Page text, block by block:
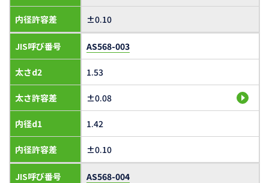
内径許容差 ±0.10
JIS呼び番号
太さd2
太さ許容差
内径d1
内径許容差
AS568-003
1.53
±0.08
1.42
±0.10
JIS呼び番号 AS568-004